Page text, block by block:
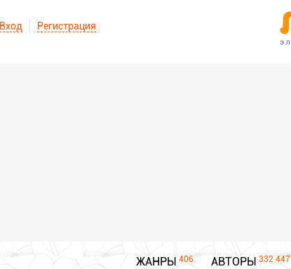
Вход Регистрация
ЖАНРЫ 406 АВТОРЫ 332 447